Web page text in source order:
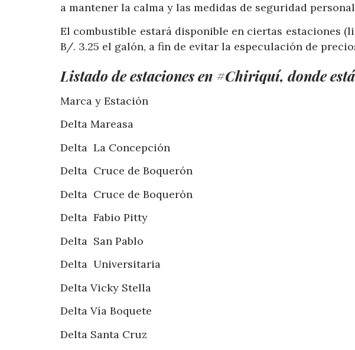
a mantener la calma y las medidas de seguridad
El combustible estará disponible en ciertas estaciones
B/. 3.25 el galón, a fin de evitar la especulación de
Listado de estaciones en #Chiriquí, donde
Marca y Estación
Delta Mareasa
Delta La Concepción
Delta Cruce de Boquerón
Delta Cruce de Boquerón
Delta Fabio Pitty
Delta San Pablo
Delta Universitaria
Delta Vicky Stella
Delta Vía Boquete
Delta Santa Cruz